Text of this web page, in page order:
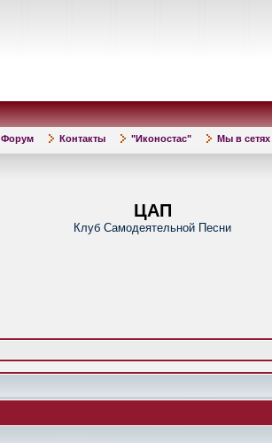
Форум Контакты "Иконостас" Мы в сетях
ЦАП
Клуб Самодеятельной Песни